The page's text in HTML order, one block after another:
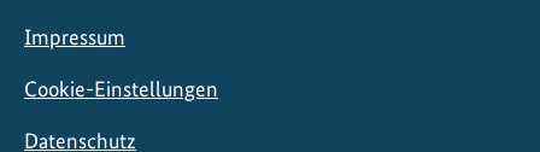
Impressum
Cookie-Einstellungen
Datenschutz